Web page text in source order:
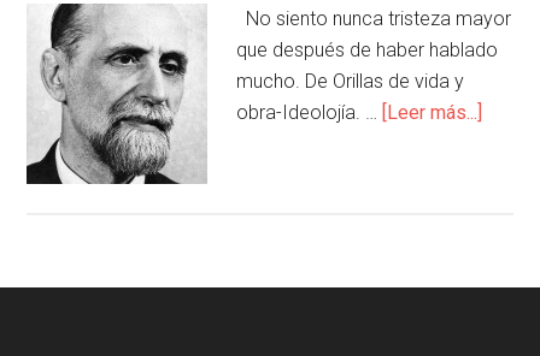
No siento nunca tristeza mayor
que después de haber hablado
mucho. De Orillas de vida y
obra-Ideolojía. … [Leer más...]